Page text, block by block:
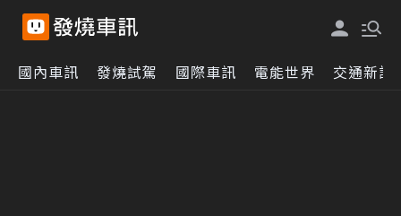
國內車訊 發燒試駕 國際車訊 電能世界 交通新訊